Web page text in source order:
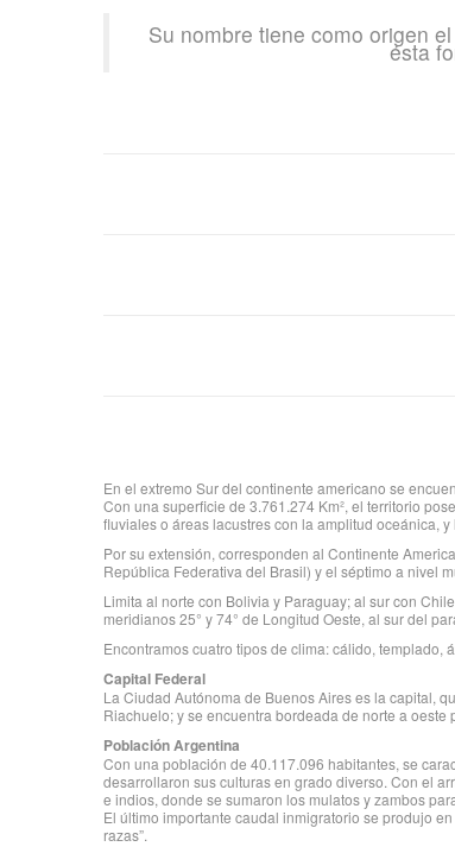
Su nombre tiene como origen
ésta
En el extremo Sur del continente americano se
Con una superficie de 3.761.274 Km², el territorio
fluviales o áreas lacustres con la amplitud oceánica,
Por su extensión, corresponden al Continente
República Federativa del Brasil) y el séptimo a nivel
Limita al norte con Bolivia y Paraguay; al sur con
meridianos 25° y 74° de Longitud Oeste, al sur del
Encontramos cuatro tipos de clima: cálido,
Capital Federal
La Ciudad Autónoma de Buenos Aires es la capital,
Riachuelo; y se encuentra bordeada de norte a oeste
Población Argentina
Con una población de 40.117.096 habitantes, se
desarrollaron sus culturas en grado diverso. Con el
e indios, donde se sumaron los mulatos y zambos
El último importante caudal inmigratorio se produjo
razas”.